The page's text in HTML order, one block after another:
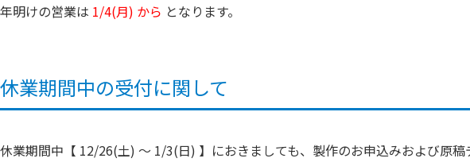
年明けの営業は 1/4(月) から となります。
休業期間中の受付に関して
休業期間中【 12/26(土) ～ 1/3(日) 】におきましても、製作のお申込みおよび原